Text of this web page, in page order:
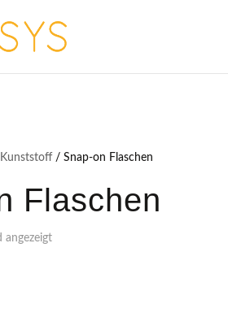
Kunststoff/ Snap-on Flaschen
Flaschen
angezeigt